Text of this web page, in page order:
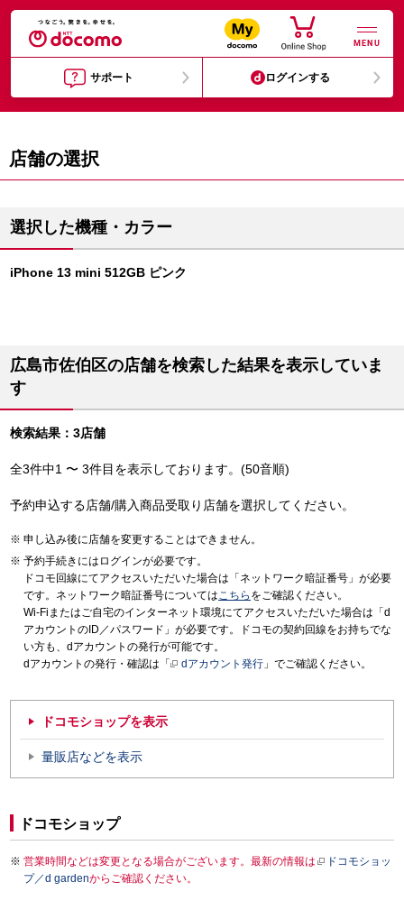
MENU
サポート ログインする
店舗の選択
選択した機種・カラー
iPhone 13 mini 512GB ピンク
広島市佐伯区の店舗を検索した結果を表示していま
す
検索結果：3店舗
全3件中1 〜 3件目を表示しております。(50音順)
予約申込する店舗/購入商品受取り店舗を選択してください。
申し込み後に店舗を変更することはできません。
予約手続きにはログインが必要です。
ドコモ回線にてアクセスいただいた場合は「ネットワーク暗証番号」が必要
です。ネットワーク暗証番号についてはこちら をご確認ください。
Wi-Fiまたはご自宅のインターネット環境にてアクセスいただいた場合は「d
アカウントのID／パスワード」が必要です。ドコモの契約回線をお持ちでな
い方も、dアカウントの発行が可能です。
dアカウントの発行・確認は「
dアカウント発行 」でご確認ください。
ドコモショップを表示
量販店などを表示
ドコモショップ
営業時間などは変更となる場合がございます。最新の情報は
ドコモショッ
プ／d gardenからご確認ください。